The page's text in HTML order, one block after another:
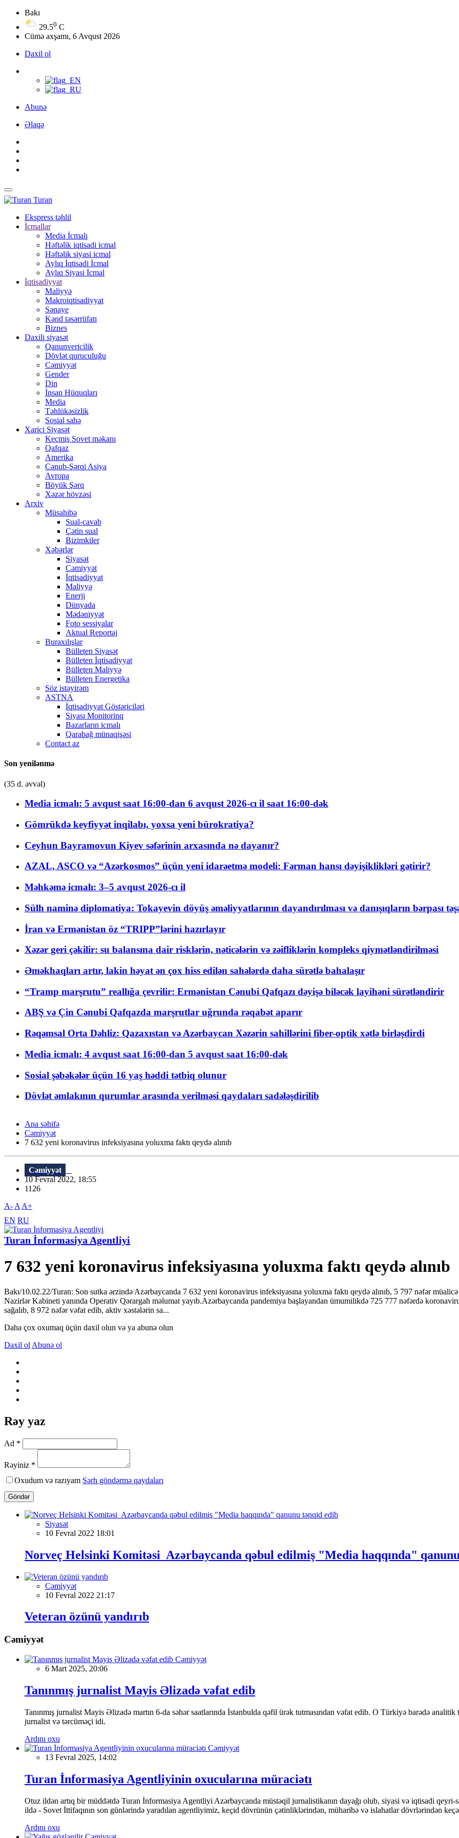
Bakı
29.50 C
Cümə axşamı, 6 Avqust 2026
Daxil ol
Abunə
Əlaqə
Turan
Ekspress təhlil
İcmallar
Media İcmalı
Həftəlik iqtisadi icmal
Həftəlik siyasi icmal
Aylıq İqtisadi İcmal
Aylıq Siyasi İcmal
İqtisadiyyat
Maliyyə
Makroiqtisadiyyat
Sənaye
Kənd təsərrüfatı
Biznes
Daxili siyasət
Qanunvericilik
Dövlət quruculuğu
Cəmiyyət
Gender
Din
İnsan Hüquqları
Media
Təhlükəsizlik
Sosial sahə
Xarici Siyasət
Keçmiş Sovet məkanı
Qafqaz
Amerika
Cənub-Şərqi Asiya
Avropa
Böyük Şərq
Xəzər hövzəsi
Arxiv
Müsahibə
Sual-cavab
Çətin sual
Bizimkiler
Xəbərlər
Siyasət
Cəmiyyət
İqtisadiyyat
Maliyyə
Enerji
Dünyada
Mədəniyyət
Foto sessiyalar
Aktual Reportaj
Buraxılışlar
Bülleten Siyasət
Bülleten İqtisadiyyat
Bülleten Maliyyə
Bülleten Energetika
Söz istəyirəm
ASTNA
İqtisadiyyat Göstəriciləri
Siyası Monitorinq
Bazarların icmalı
Qarabağ münaqişəsi
Contact az
Son yenilənmə
(35 d. əvvəl)
Media icmalı: 5 avqust saat 16:00-dan 6 avqust 2026-cı il saat 16:00-dək
Gömrükdə keyfiyyət inqilabı, yoxsa yeni bürokratiya?
Ceyhun Bayramovun Kiyev səfərinin arxasında nə dayanır?
AZAL, ASCO və “Azərkosmos” üçün yeni idarəetmə modeli: Fərman hansı dəyişiklikləri gətirir?
Məhkəmə icmalı: 3–5 avqust 2026-cı il
Sülh naminə diplomatiya: Tokayevin döyüş əməliyyatlarının dayandırılması və danışıqların bərpası
İran və Ermənistan öz “TRIPP”lərini hazırlayır
Xəzər geri çəkilir: su balansına dair risklərin, nəticələrin və zəifliklərin kompleks qiymətləndirilməsi
Əməkhaqları artır, lakin həyat ən çox hiss edilən sahələrdə daha sürətlə bahalaşır
“Tramp marşrutu” reallığa çevrilir: Ermənistan Cənubi Qafqazı dəyişə biləcək layihəni sürətləndirir
ABŞ və Çin Cənubi Qafqazda marşrutlar uğrunda rəqabət aparır
Rəqəmsal Orta Dəhliz: Qazaxıstan və Azərbaycan Xəzərin sahillərini fiber-optik xətlə birləşdirdi
Media icmalı: 4 avqust saat 16:00-dan 5 avqust saat 16:00-dək
Sosial şəbəkələr üçün 16 yaş həddi tətbiq olunur
Dövlət əmlakının qurumlar arasında verilməsi qaydaları sadələşdirilib
Ana səhifə
Cəmiyyət
7 632 yeni koronavirus infeksiyasına yoluxma faktı qeydə alınıb
Cəmiyyət
10 Fevral 2022, 18:55
1126
A- A A+
EN RU
Turan İnformasiya Agentliyi
7 632 yeni koronavirus infeksiyasına yoluxma faktı qeydə alınıb
Bakı/10.02.22/Turan: Son sutka ərzində Azərbaycanda 7 632 yeni koronavirus infeksiyasına yoluxma faktı qeydə alınıb, 5 797 nəfər
Nazirlər Kabineti yanında Operativ Qərargah məlumat yayıb.Azərbaycanda pandemiya başlayandan ümumilikdə 725 777 nəfərdə
sağalıb, 8 972 nəfər vəfat edib, aktiv xəstələrin sa...
Daha çox oxumaq üçün daxil olun və ya abunə olun
Daxil ol Abunə ol
Rəy yaz
Ad *
Rəyiniz *
Oxudum və razıyam Şərh göndərmə qaydaları
Göndər
Siyasət
10 Fevral 2022 18:01
Norveç Helsinki Komitəsi Azərbaycanda qəbul edilmiş "Media haqqında"
Cəmiyyət
10 Fevral 2022 21:17
Veteran özünü yandırıb
Cəmiyyət
Cəmiyyət
6 Mart 2025, 20:06
Tanınmış jurnalist Mayis Əlizadə vəfat edib
Tanınmış jurnalist Mayis Əlizadə martın 6-da səhər saatlarında İstanbulda qəfil ürək tutmasından vəfat edib. O Türkiyə barədə
jurnalist və tərcüməçi idi.
Ardını oxu
Cəmiyyət
13 Fevral 2025, 14:02
Turan İnformasiya Agentliyinin oxucularına müraciətı
Otuz ildən artıq bir müddətdə Turan İnformasiya Agentliyi Azərbaycanda müstəqil jurnalistikanın dayağı olub, siyasi və iqtisadi
ildə - Sovet İttifaqının son günlərində yaradılan agentliyimiz, keçid dövrünün çətinliklərindən, müharibə və islahatlar dövrlərindən
Ardını oxu